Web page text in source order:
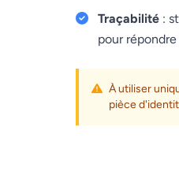
Traçabilité :
pour
À utiliser
pièce